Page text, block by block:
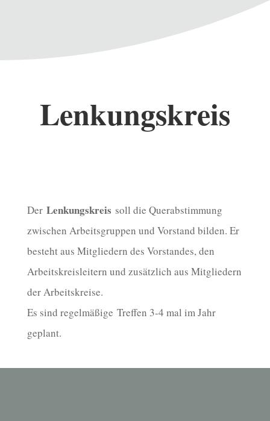
Lenkungskreis
Der Lenkungskreis soll die Querabstimmung
zwischen Arbeitsgruppen und Vorstand bilden. Er
besteht aus Mitgliedern des Vorstandes, den
Arbeitskreisleitern und zusätzlich aus Mitgliedern
der Arbeitskreise.
Es sind regelmäßige Treffen 3-4 mal im Jahr
geplant.